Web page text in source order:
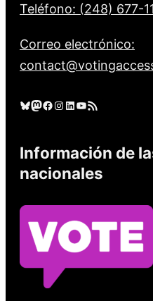
Teléfono: (248) 677-
Correo electrónico:
Cielo azul Mastodonte Facebook Instagram LinkedIn YouTube Feed RSS
Información de
nacionales